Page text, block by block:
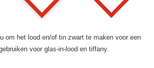
om het lood en/of tin zwart te maken voor een
voor glas-in-lood en tiffany.